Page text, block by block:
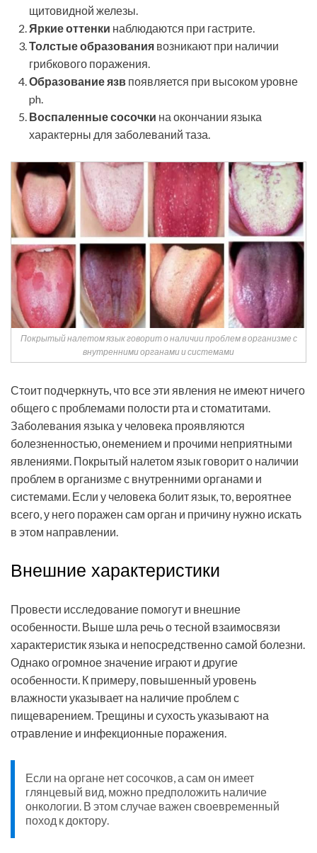
щитовидной железы.
Яркие оттенки наблюдаются при гастрите.
Толстые образования возникают при наличии
грибкового поражения.
Образование язв появляется при высоком уровне
ph.
Воспаленные сосочки на окончании языка
характерны для заболеваний таза.
Покрытый налетом язык говорит о наличии проблем в организме с
внутренними органами и системами
Стоит подчеркнуть, что все эти явления не имеют ничего
общего с проблемами полости рта и стоматитами.
Заболевания языка у человека проявляются
болезненностью, онемением и прочими неприятными
явлениями. Покрытый налетом язык говорит о наличии
проблем в организме с внутренними органами и
системами. Если у человека болит язык, то, вероятнее
всего, у него поражен сам орган и причину нужно искать
в этом направлении.
Внешние характеристики
Провести исследование помогут и внешние
особенности. Выше шла речь о тесной взаимосвязи
характеристик языка и непосредственно самой болезни.
Однако огромное значение играют и другие
особенности. К примеру, повышенный уровень
влажности указывает на наличие проблем с
пищеварением. Трещины и сухость указывают на
отравление и инфекционные поражения.
Если на органе нет сосочков, а сам он имеет
глянцевый вид, можно предположить наличие
онкологии. В этом случае важен своевременный
поход к доктору.